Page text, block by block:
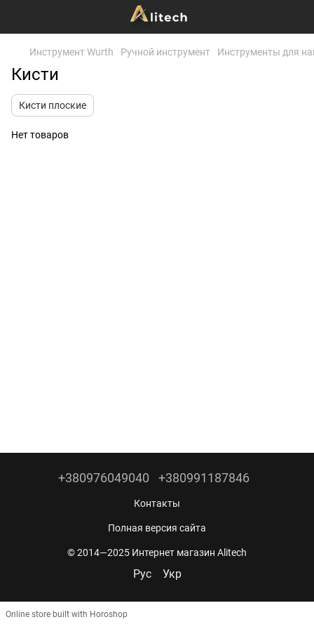
Инструмент Wurth Ручной инструмент Инструменты для
Кисти
Кисти плоские
Нет товаров
+380976049040 +380991187846
Контакты
Полная версия сайта
© 2014—2025 Интернет магазин Alitech
Рус Укр
Online store built with Horoshop